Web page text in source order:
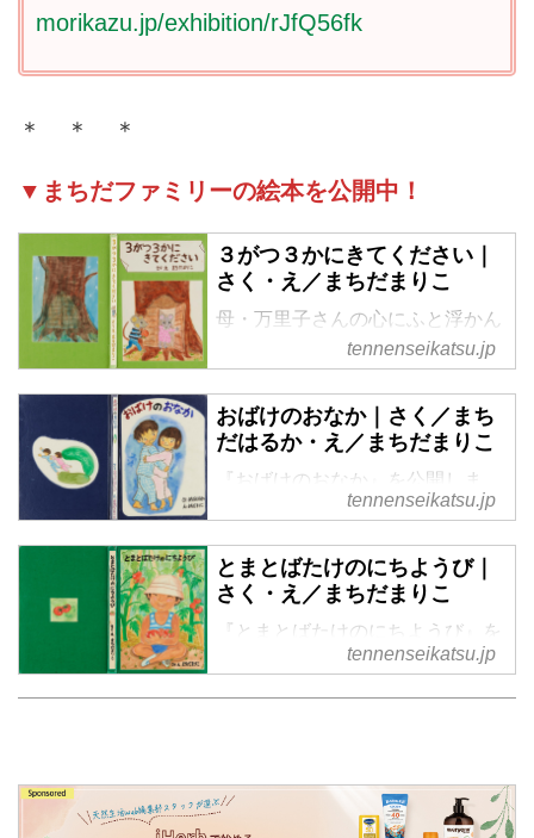
morikazu.jp/exhibition/rJfQ56fk
＊ ＊ ＊
▼まちだファミリーの絵本を公開中！
３がつ３かにきてください｜
さく・え／まちだまりこ
母・万里子さんの心にふと浮かん
だひな祭りのシーンを描きたくて
生まれた絵本。かわいい世界観に
引き込まれます。
tennenseikatsu.jp
おばけのおなか｜さく／まち
だはるか・え／まちだまりこ
『おばけのおなか』を公開しま
す。町田家で実際にあったストー
っとした怖いもの見たさがうまく
現れています。おばけのおなかの
tennenseikatsu.jp
とまとばたけのにちようび｜
さく・え／まちだまりこ
『とまとばたけのにちようび』を
公開します。子どもに土いじりを
tennenseikatsu.jp